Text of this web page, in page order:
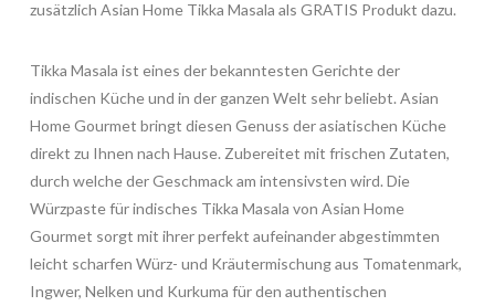
zusätzlich Asian Home Tikka Masala als GRATIS Produkt dazu.
Tikka Masala ist eines der bekanntesten Gerichte der
indischen Küche und in der ganzen Welt sehr beliebt. Asian
Home Gourmet bringt diesen Genuss der asiatischen Küche
direkt zu Ihnen nach Hause. Zubereitet mit frischen Zutaten,
durch welche der Geschmack am intensivsten wird. Die
Würzpaste für indisches Tikka Masala von Asian Home
Gourmet sorgt mit ihrer perfekt aufeinander abgestimmten
leicht scharfen Würz- und Kräutermischung aus Tomatenmark,
Ingwer, Nelken und Kurkuma für den authentischen